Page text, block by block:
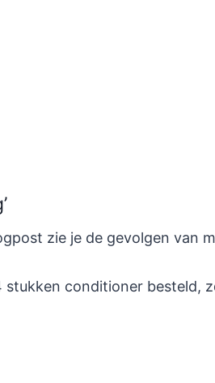
zie je de gevolgen van
stukken conditioner besteld,